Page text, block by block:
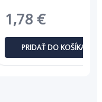
Pôvodná
cena
bola:
1,78 €
cena
je:
PRIDAŤ DO KOŠÍKA